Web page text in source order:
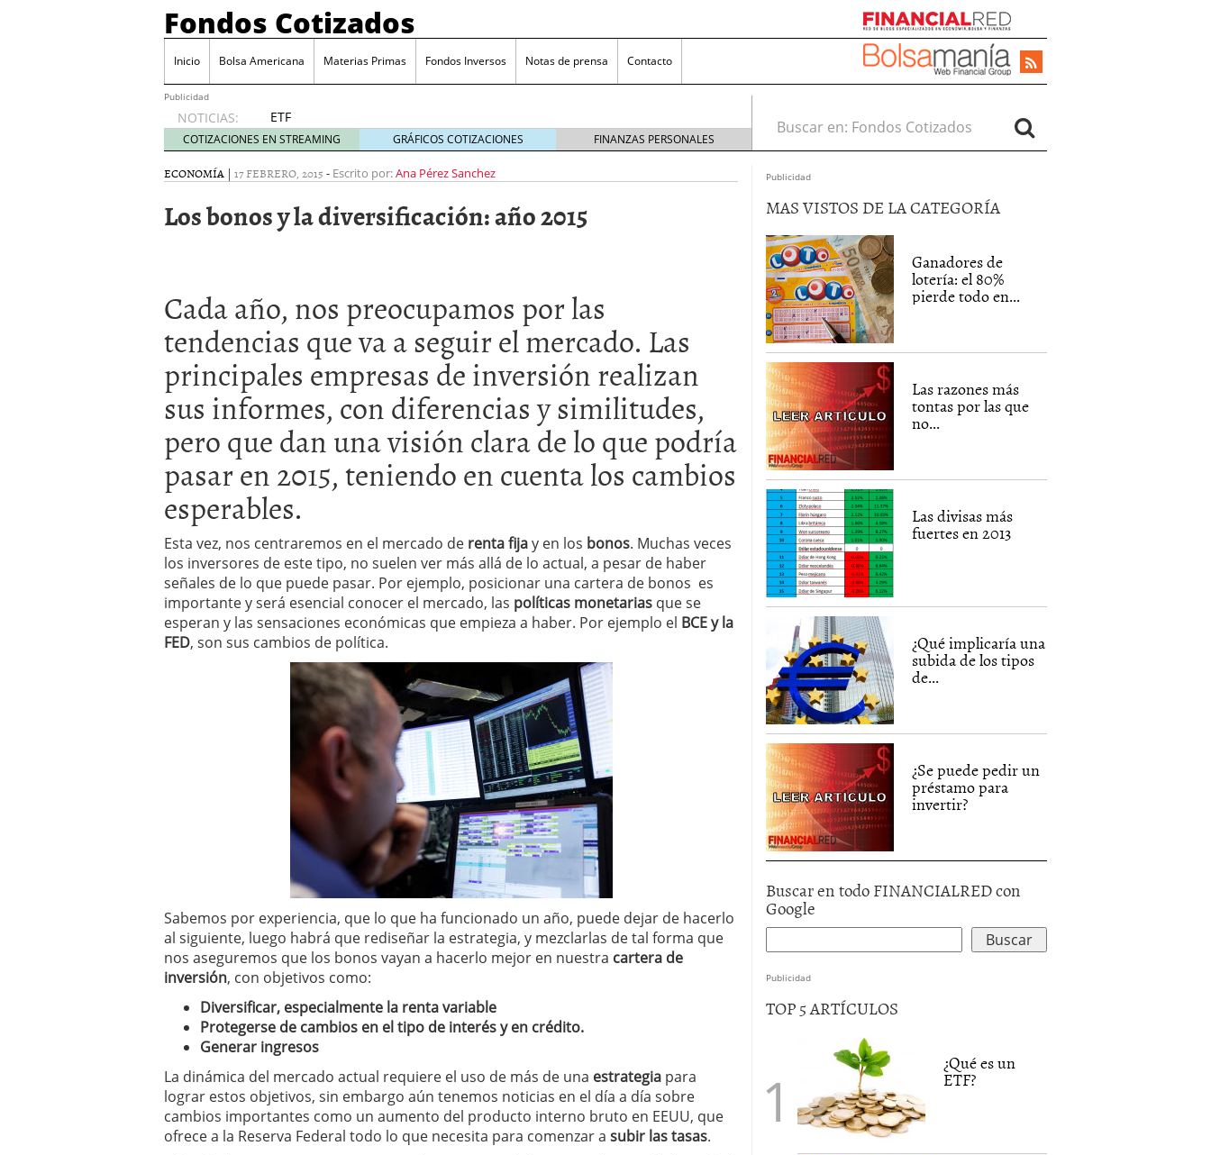
Fondos Cotizados
Inicio Bolsa Americana Materias Primas Fondos Inversos Notas de prensa Contacto
Publicidad
NOTICIAS:
ETF
activos:
el
producto
crece en
Europa y
inversor
febrero
28, 2026
ETF activos: el producto que más crece en Europa y que empieza a llegar al
inversor español febrero 23, 2026
ETF de defensa, industriales y renta variable europea: las apuestas que
marcaron 2025 y siguen vivas en 2026
ETF o fondo indexado en España: la eterna pregunta tiene respuesta
(depende de ti) febrero 16, 2026
Enero de 2026 rompe todos los registros: 55.900 millones en un solo mes
febrero 8, 2026
COTIZACIONES EN STREAMING GRÁFICOS COTIZACIONES FINANZAS PERSONALES
Buscar en:
ECONOMÍA | 17 FEBRERO, 2015 - Escrito por:Ana Pérez Sanchez
Los bonos y la diversificación: año 2015
Cada año, nos preocupamos por las
tendencias que va a seguir el mercado. Las
principales empresas de inversión realizan
sus informes, con diferencias y similitudes,
pero que dan una visión clara de lo que podría
pasar en 2015, teniendo en cuenta los cambios
esperables.
Esta vez, nos centraremos en el mercado de renta fijay en los bonos. Muchas veces
los inversores de este tipo, no suelen ver más allá de lo actual, a pesar de haber
señales de lo que puede pasar. Por ejemplo, posicionar una cartera de bonos es
importante y será esencial conocer el mercado, las políticas monetarias que se
esperan y las sensaciones económicas que empieza a haber. Por ejemplo el BCE y la
FED, son sus cambios de política.
Sabemos por experiencia, que lo que ha funcionado un año, puede dejar de hacerlo
al siguiente, luego habrá que rediseñar la estrategia, y mezclarlas de tal forma que
nos aseguremos que los bonos vayan a hacerlo mejor en nuestra cartera de
inversión, con objetivos como:
Diversificar, especialmente la renta variable
Protegerse de cambios en el tipo de interés y en crédito.
Generar ingresos
La dinámica del mercado actual requiere el uso de más de una estrategia para
lograr estos objetivos, sin embargo aún tenemos noticias en el día a día sobre
cambios importantes como un aumento del producto interno bruto en EEUU, que
ofrece a la Reserva Federal todo lo que necesita para comenzar a subir las tasas.
Publicidad
MAS VISTOS DE LA CATEGORÍA
Ganadores de
lotería: el 80%
pierde todo en...
Las razones más
tontas por las que
no...
Las divisas más
fuertes en 2013
¿Qué implicaría una
subida de los tipos
de...
¿Se puede pedir un
préstamo para
invertir?
Buscar en todo FINANCIALRED con
Google
Publicidad
TOP 5 ARTÍCULOS
¿Qué es un
ETF?